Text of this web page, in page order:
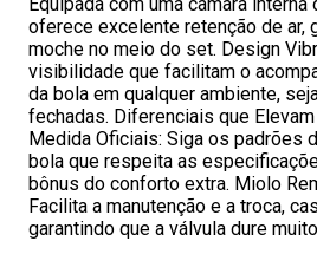
oferece excelente retenção de ar,
moche no meio do set. Design
visibilidade que facilitam o
da bola em qualquer ambiente,
fechadas. Diferenciais que
Medida Oficiais: Siga os padrões
bola que respeita as
bônus do conforto extra. Miolo
Facilita a manutenção e a troca,
garantindo que a válvula dure